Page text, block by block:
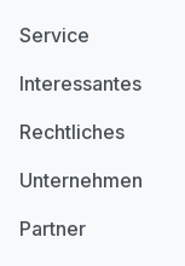
Service
Interessantes
Rechtliches
Unternehmen
Partner